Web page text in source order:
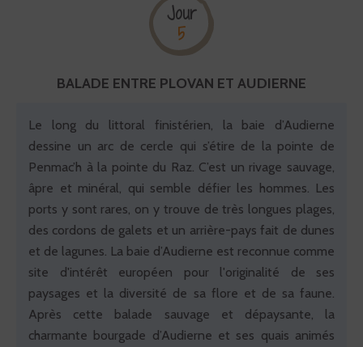
Jour
5
BALADE ENTRE PLOVAN ET AUDIERNE
Le long du littoral finistérien, la baie d’Audierne
dessine un arc de cercle qui s’étire de la pointe de
Penmac’h à la pointe du Raz. C’est un rivage sauvage,
âpre et minéral, qui semble défier les hommes. Les
ports y sont rares, on y trouve de très longues plages,
des cordons de galets et un arrière-pays fait de dunes
et de lagunes. La baie d’Audierne est reconnue comme
site d'intérêt européen pour l'originalité de ses
paysages et la diversité de sa flore et de sa faune.
Après cette balade sauvage et dépaysante, la
charmante bourgade d’Audierne et ses quais animés